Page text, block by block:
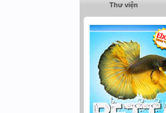
Thư viện